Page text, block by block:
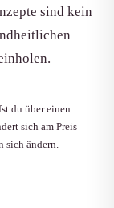
sind kein
du über einen
sich am Preis
sich ändern.